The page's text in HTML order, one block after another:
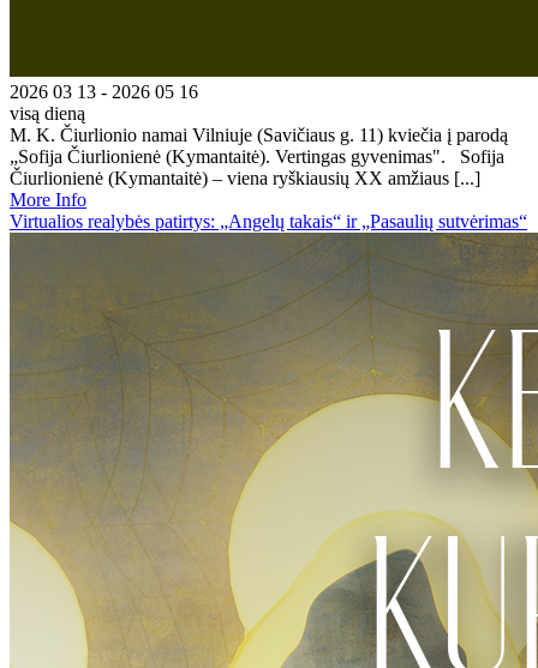
2026 03 13 - 2026 05 16
visą dieną
M. K. Čiurlionio namai Vilniuje (Savičiaus g. 11) kviečia į parodą
„Sofija Čiurlionienė (Kymantaitė). Vertingas gyvenimas". Sofija
Čiurlionienė (Kymantaitė) – viena ryškiausių XX amžiaus [...]
More Info
Virtualios realybės patirtys: „Angelų takais“ ir „Pasaulių sutvėrimas“